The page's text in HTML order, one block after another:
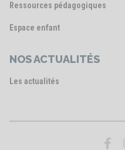
Ressources pédagogiques
Espace enfant
NOS ACTUALITÉS
Les actualités